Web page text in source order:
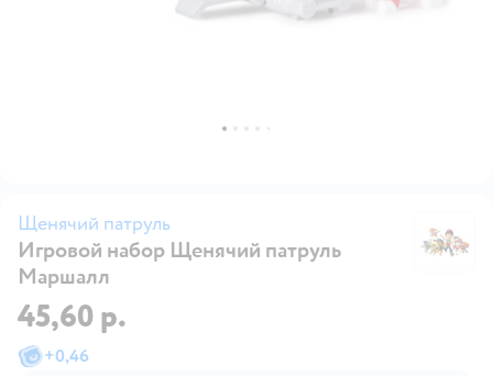
Щенячий патруль
Игровой набор Щенячий патруль
Маршалл
45,60 р.
+0,46